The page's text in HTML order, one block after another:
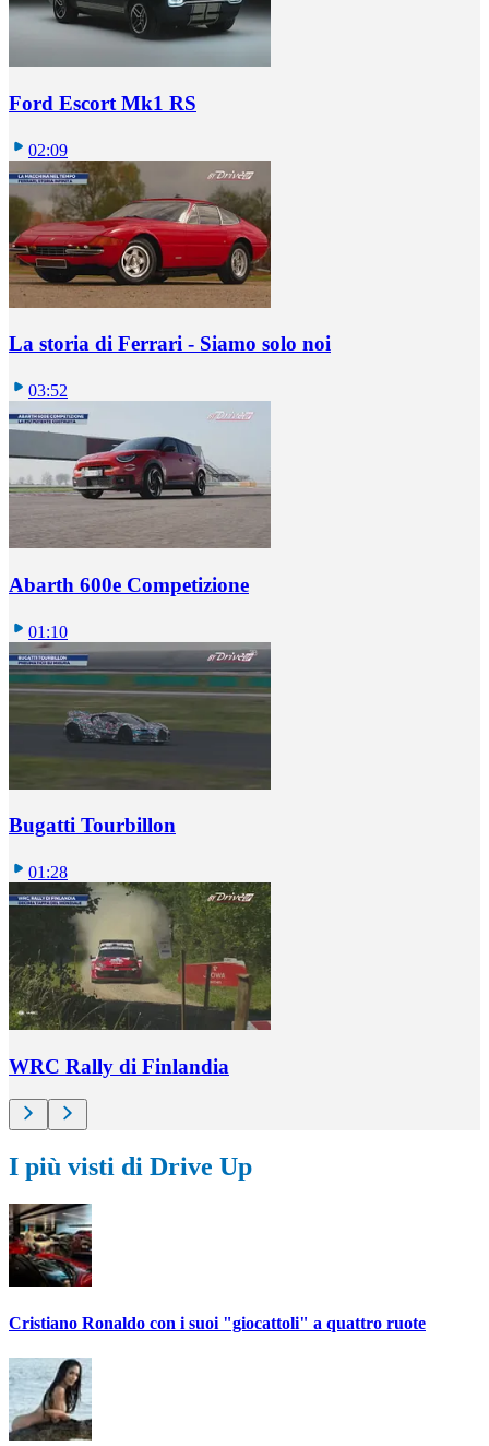
Ford Escort Mk1 RS
02:09
La storia di Ferrari - Siamo solo noi
03:52
Abarth 600e Competizione
01:10
Bugatti Tourbillon
01:28
WRC Rally di Finlandia
I più visti di Drive Up
Cristiano Ronaldo con i suoi "giocattoli" a quattro ruote